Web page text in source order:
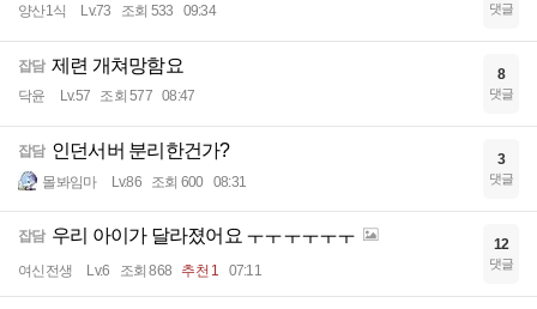
양산1식 Lv.73 조회 533 09:34 댓글
잡담 제련 개쳐망함요
닥윤 Lv.57 조회 577 08:47
8
댓글
잡담 인던서버 분리한건가?
몰봐임마 Lv.86 조회 600 08:31
3
댓글
잡담 우리 아이가 달라졌어요 ㅜㅜㅜㅜㅜㅜ
여신전생 Lv.6 조회 868 추천 1 07:11
12
댓글